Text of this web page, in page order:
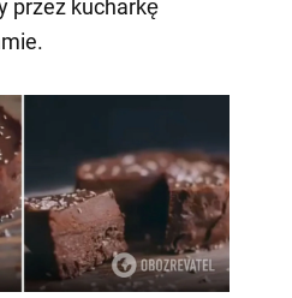
przez kucharkę